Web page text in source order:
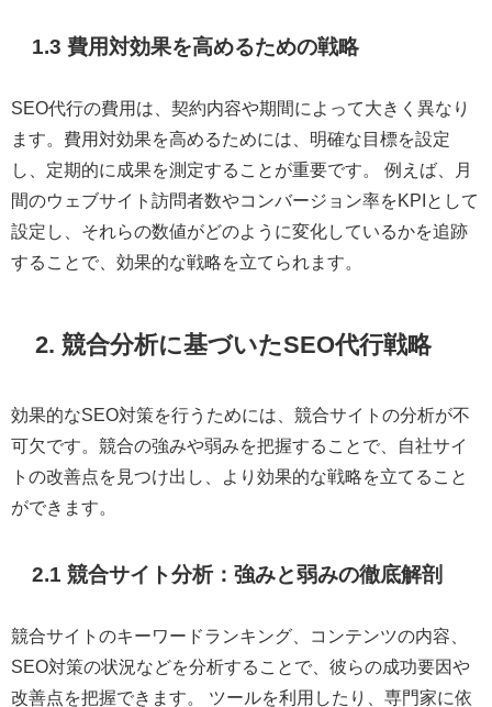
1.3 費用対効果を高めるための戦略
SEO代行の費用は、契約内容や期間によって大きく異なり
ます。費用対効果を高めるためには、明確な目標を設定
し、定期的に成果を測定することが重要です。 例えば、月
間のウェブサイト訪問者数やコンバージョン率をKPIとして
設定し、それらの数値がどのように変化しているかを追跡
することで、効果的な戦略を立てられます。
2. 競合分析に基づいたSEO代行戦略
効果的なSEO対策を行うためには、競合サイトの分析が不
可欠です。競合の強みや弱みを把握することで、自社サイ
トの改善点を見つけ出し、より効果的な戦略を立てること
ができます。
2.1 競合サイト分析：強みと弱みの徹底解剖
競合サイトのキーワードランキング、コンテンツの内容、
SEO対策の状況などを分析することで、彼らの成功要因や
改善点を把握できます。 ツールを利用したり、専門家に依